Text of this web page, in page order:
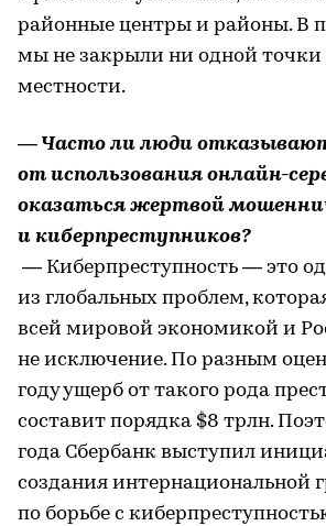
районные центры и районы. В
мы не закрыли ни одной точки
местности.
— Часто ли люди
от использования онлайн-
оказаться жертвой
и киберпреступников?
— Киберпреступность — это
из глобальных проблем,
всей мировой экономикой и
не исключение. По разным
году ущерб от такого рода
составит порядка $8 трлн.
года Сбербанк выступил
создания интернациональной
по борьбе с